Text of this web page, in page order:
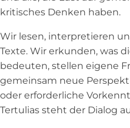
kritisches Denken haben.
Wir lesen, interpretieren
Texte. Wir erkunden, was
bedeuten, stellen eigene
gemeinsam neue
oder erforderliche
Tertulias steht der Dialog